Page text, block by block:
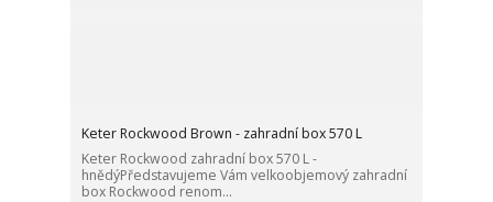
Keter Rockwood Brown - zahradní box 570 L
Keter Rockwood zahradní box 570 L -
hnědýPředstavujeme Vám velkoobjemový zahradní
box Rockwood renom...